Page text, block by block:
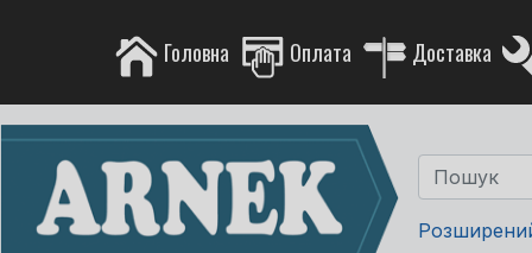
Головна Оплата Доставка